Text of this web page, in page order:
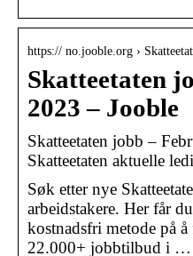
https:// no.jooble.org ›
Skatteetaten
2023 – Jooble
Skatteetaten jobb –
Skatteetaten aktuelle
Søk etter nye
arbeidstakere. Her får
kostnadsfri metode på
22.000+ jobbtilbud i …